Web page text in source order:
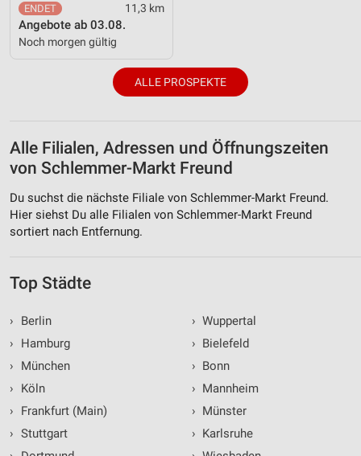
11,3 km
Angebote ab 03.08.
Noch morgen gültig
ALLE PROSPEKTE
Alle Filialen, Adressen und Öffnungszeiten
von Schlemmer-Markt Freund
Du suchst die nächste Filiale von Schlemmer-Markt Freund.
Hier siehst Du alle Filialen von Schlemmer-Markt Freund
sortiert nach Entfernung.
Top Städte
›
Berlin
›
Hamburg
›
München
›
Köln
›
Frankfurt (Main)
› Stuttgart
› Wuppertal
› Bielefeld
› Bonn
› Mannheim
› Münster
› Karlsruhe